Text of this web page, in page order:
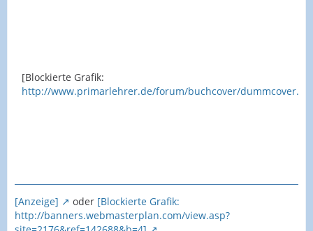
[Blockierte Grafik:
http://www.primarlehrer.de/forum/buchcover/dummcover.gif
[Anzeige] oder [Blockierte Grafik:
http://banners.webmasterplan.com/view.asp?